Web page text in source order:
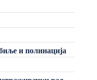
и полинација